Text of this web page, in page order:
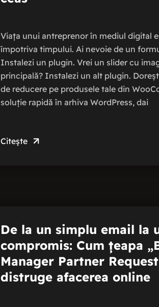
Viața unui antreprenor în mediul digital
împotriva timpului. Ai nevoie de un
Instalezi un plugin. Vrei un slider cu
principală? Instalezi un alt plugin.
de reducere pe produsele tale din
soluție rapidă în arhiva WordPress, dai
Citește
De la un simplu email la
compromis: Cum țeapa
Manager Partner
distruge afacerea online